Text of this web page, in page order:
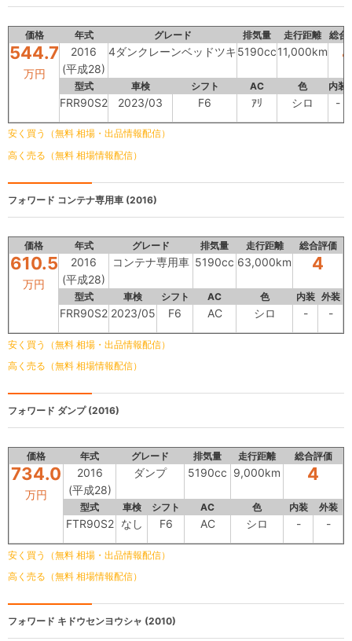
価格 年式 グレード 排気量 走行距離 総合
544.7
万円
2016
(平成28)
4ダンクレーンベッドツキ5190cc11,000km
型式 車検 シフト AC 色 内装
FRR90S2 2023/03 F6 ｱﾘ シロ -
安く買う（無料 相場・出品情報配信）
高く売る（無料 相場情報配信）
フォワード コンテナ専用車 (2016)
価格 年式 グレード 排気量 走行距離 総合評価
610.5
万円
2016
(平成28)
コンテナ専用車 5190cc 63,000km 4
型式 車検 シフト AC 色 内装 外装
FRR90S2 2023/05 F6 AC シロ - -
安く買う（無料 相場・出品情報配信）
高く売る（無料 相場情報配信）
フォワード ダンプ (2016)
価格 年式 グレード 排気量 走行距離 総合評価
734.0
万円
2016
(平成28)
ダンプ 5190cc 9,000km 4
型式 車検 シフト AC 色 内装 外装
FTR90S2 なし F6 AC シロ - -
安く買う（無料 相場・出品情報配信）
高く売る（無料 相場情報配信）
フォワード キドウセンヨウシャ (2010)